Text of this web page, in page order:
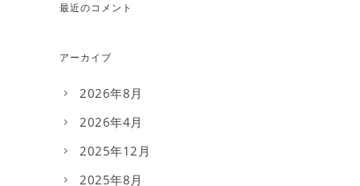
最近のコメント
アーカイブ
2026年8月
2026年4月
2025年12月
2025年8月